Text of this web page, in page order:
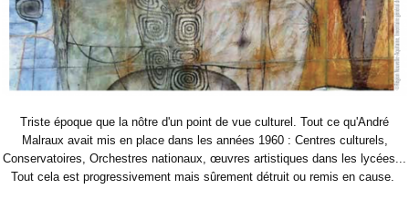
Triste époque que la nôtre d'un point de vue culturel. Tout ce qu'André
Malraux avait mis en place dans les années 1960 : Centres culturels,
Conservatoires, Orchestres nationaux, œuvres artistiques dans les lycées...
Tout cela est progressivement mais sûrement détruit ou remis en cause.